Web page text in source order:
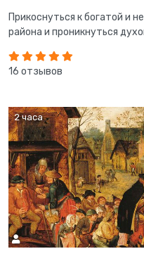
Прикоснуться к богатой и
района и проникнуться
16 отзывов
2 часа